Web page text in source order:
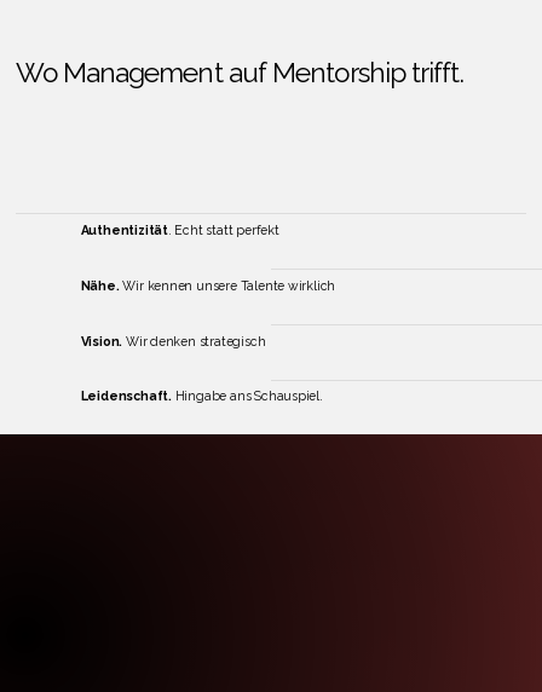
Wo Management auf Mentorship trifft.
Authentizität. Echt statt perfekt
Nähe. Wir kennen unsere Talente wirklich
Vision. Wir denken strategisch
Leidenschaft.Hingabe ans Schauspiel.